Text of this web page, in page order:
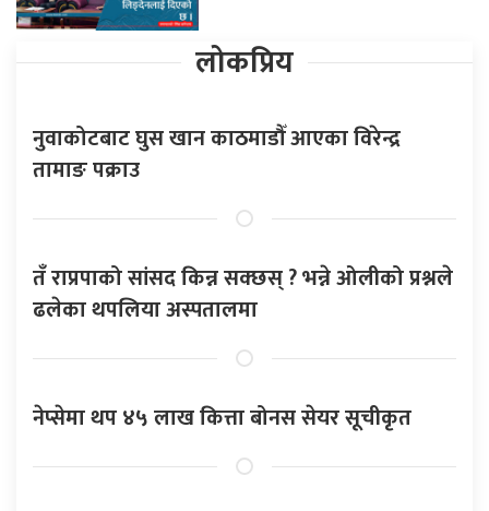
लोकप्रिय
नुवाकोटबाट घुस खान काठमाडौँ आएका विरेन्द्र
तामाङ पक्राउ
तँ राप्रपाको सांसद किन्न सक्छस् ? भन्ने ओलीको प्रश्नले
ढलेका थपलिया अस्पतालमा
नेप्सेमा थप ४५ लाख कित्ता बोनस सेयर सूचीकृत